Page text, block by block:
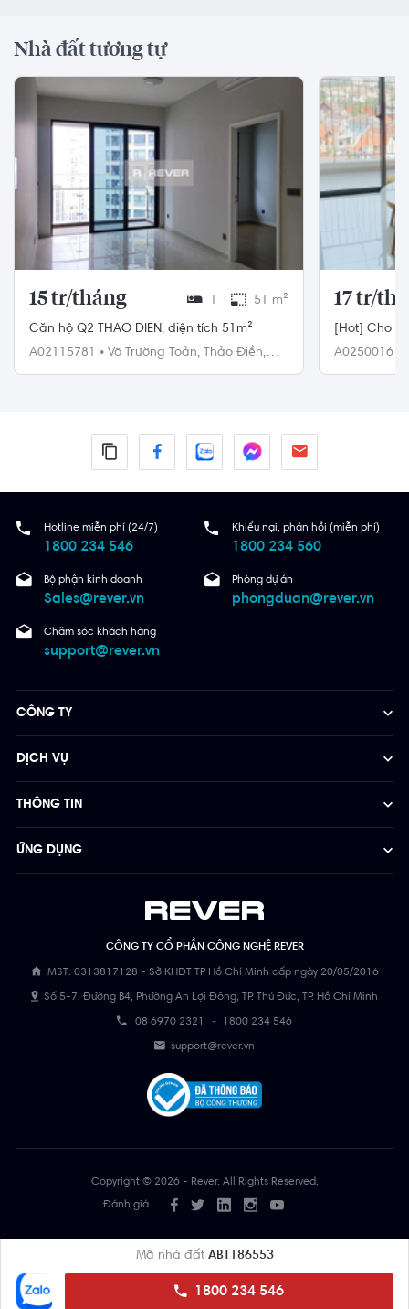
Mã nhà đất ABT186553
1800 234 546
Nhà đất tương tự
15 tr/tháng 1 51 m²
Căn hộ Q2 THAO DIEN, diện tích 51m²
A02115781 • Võ Trường Toản, Thảo Điền,
17 tr/
[Hot] Cho
A0250016•
Hotline miễn phí (24/7)
1800 234 546
Khiếu nại, phản hồi (miễn phí)
1800 234 560
Bộ phận kinh doanh
Sales@rever.vn
Phòng dự án
phongduan@rever.vn
Chăm sóc khách hàng
support@rever.vn
CÔNG TY CỔ PHẦN CÔNG NGHỆ REVER
MST: 0313817128 - Sở KHĐT TP Hồ Chí Minh cấp ngày 20/05/2016
Số 5-7, Đường B4, Phường An Lợi Đông, TP. Thủ Đức, TP. Hồ Chí Minh
08 6970 2321 - 1800 234 546
support@rever.vn
CÔNG TY
DỊCH VỤ
THÔNG TIN
ỨNG DỤNG
Copyright © 2026 - Rever. All Rights Reserved.
Đánh giá